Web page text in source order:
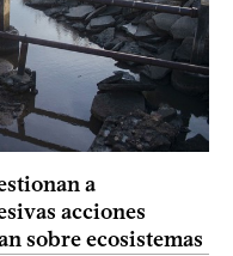
a
acciones
sobre ecosistemas